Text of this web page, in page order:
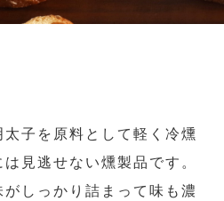
太子を原料として軽く冷燻
見逃せない燻製品です。
しっかり詰まって味も濃